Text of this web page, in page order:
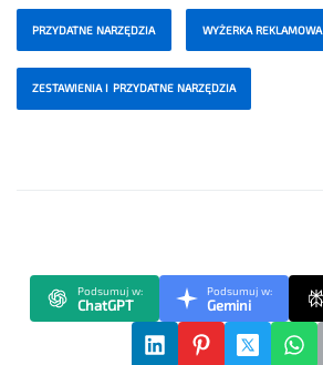
PRZYDATNE NARZĘDZIA WYŻERKA REKLAMOWA
ZESTAWIENIA I PRZYDATNE NARZĘDZIA
Podsumuj w:
ChatGPT
Podsumuj w:
Gemini